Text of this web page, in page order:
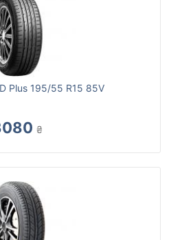
Plus 195/55 R15 85V
₴